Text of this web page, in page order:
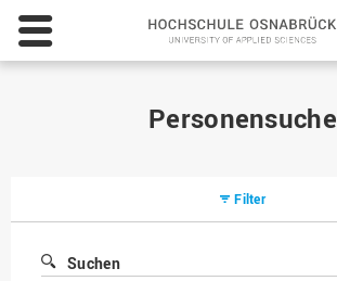
Personensuche
Filter
Suchen